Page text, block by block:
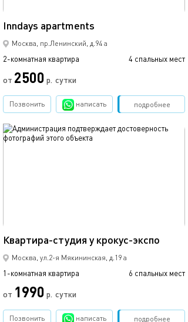
Inndays apartments
Москва, пр.Ленинский, д.94 а
2-комнатная квартира 4 спальных мест
от 2500 р. сутки
подробнее
Позвонить написать Забронировать
Квартира-студия у крокус-экспо
Москва, ул.2-я Мякининская, д.19 а
1-комнатная квартира 6 спальных мест
от 1990 р. сутки
обновлено 08.12.2024
подробнее
Позвонить написать Забронировать